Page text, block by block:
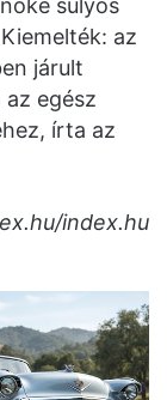
az
járult
egész
írta az
index.hu